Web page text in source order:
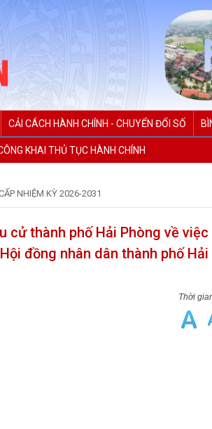
CẢI CÁCH HÀNH CHÍNH - CHUYỂN ĐỔI SỐ
KHAI THỦ TỤC HÀNH CHÍNH
NHIỆM KỲ 2026-2031
cử thành phố Hải Phòng về việc
đồng nhân dân thành phố Hải